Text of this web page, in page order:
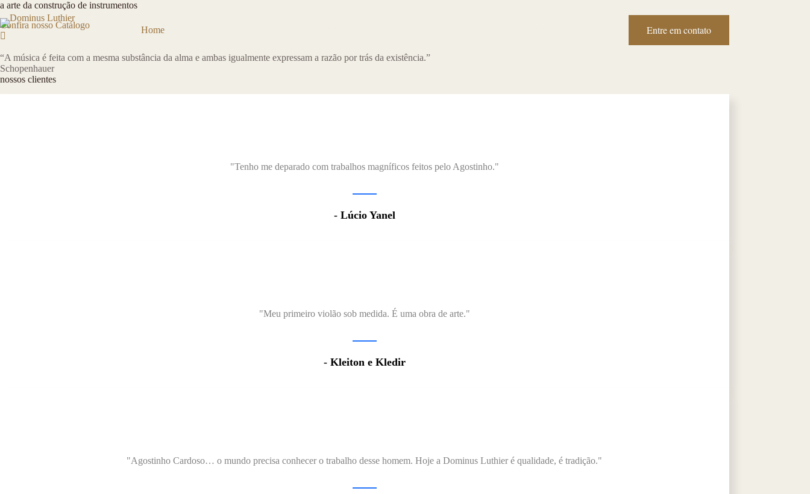
Pular
para
o
conteúdo
Home Entre em contato
a arte da construção de instrumentos
Confira nosso Catálogo
“⁠A música é feita com a mesma substância da alma e ambas igualmente expressam a razão por trás da existência.”
Schopenhauer
nossos clientes
"Tenho me deparado com trabalhos magníficos feitos pelo Agostinho."
- Lúcio Yanel
"Meu primeiro violão sob medida. É uma obra de arte."
- Kleiton e Kledir
"Agostinho Cardoso… o mundo precisa conhecer o trabalho desse homem. Hoje a Dominus Luthier é qualidade, é tradição."